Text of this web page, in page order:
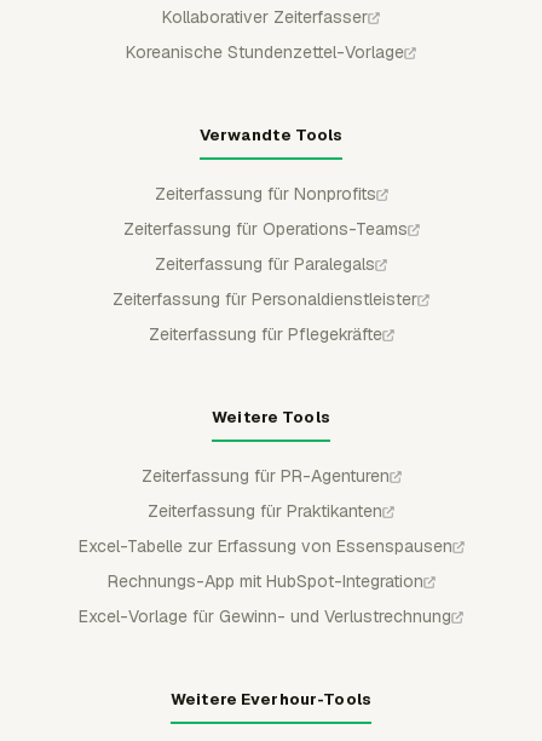
Kollaborativer Zeiterfasser
Koreanische Stundenzettel-Vorlage
Verwandte Tools
Zeiterfassung für Nonprofits
Zeiterfassung für Operations-Teams
Zeiterfassung für Paralegals
Zeiterfassung für Personaldienstleister
Zeiterfassung für Pflegekräfte
Weitere Tools
Zeiterfassung für PR-Agenturen
Zeiterfassung für Praktikanten
Excel-Tabelle zur Erfassung von Essenspausen
Rechnungs-App mit HubSpot-Integration
Excel-Vorlage für Gewinn- und Verlustrechnung
Weitere Everhour-Tools